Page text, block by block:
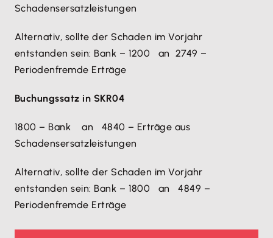
Schadensersatzleistungen
Alternativ, sollte der Schaden im Vorjahr
entstanden sein: Bank – 1200 an 2749 –
Periodenfremde Erträge
Buchungssatz in SKR04
1800 – Bank an 4840 – Erträge aus
Schadensersatzleistungen
Alternativ, sollte der Schaden im Vorjahr
entstanden sein: Bank – 1800 an 4849 –
Periodenfremde Erträge